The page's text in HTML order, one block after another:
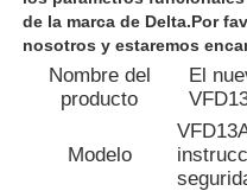
Visita a la fábrica
Control de Calidad
de la marca de Delta.Por
nosotros y estaremos
Nombre del
producto
El
Modelo